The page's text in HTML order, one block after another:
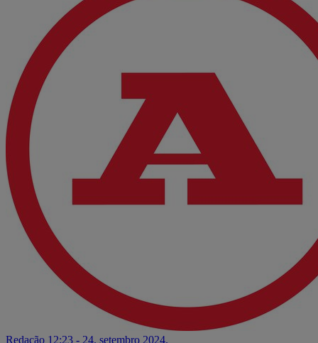
Redação 12:23 - 24. setembro 2024.